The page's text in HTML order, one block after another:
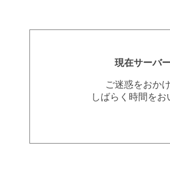
現在サーバ
ご迷惑をおか
しばらく時間を